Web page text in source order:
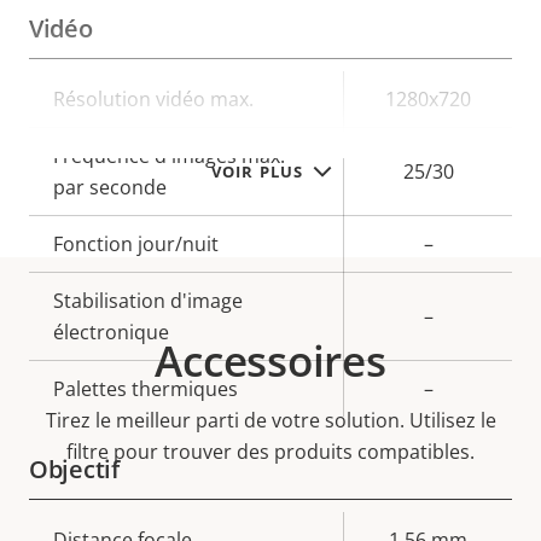
VOIR PLUS
Vidéo
Description
propriété
Valeur de
propriété
Résolution vidéo max. 1280x720
Fréquence d'images max.
par seconde
25/30
Fonction jour/nuit –
Stabilisation d'image
électronique
–
Palettes thermiques –
Objectif
Accessoires
Tirez le meilleur parti de votre solution. Utilisez le
filtre pour trouver des produits compatibles.